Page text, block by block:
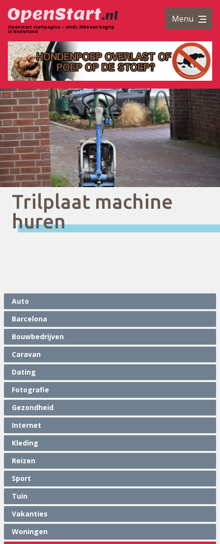
Openstart startpagina – sinds 2004 een begrip
in Nederland
Menu
Trilplaat machine
huren
Auto
Barcelona
Bouwbedrijven
Caravan
Dating
Fotografie
Gezondheid
Internet
Kleding
Reizen
Sport
Tuin
Vakanties
Woningen